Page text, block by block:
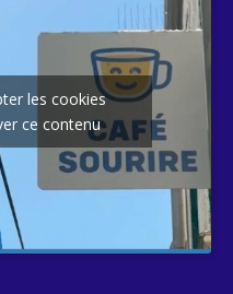
les cookies
ce contenu